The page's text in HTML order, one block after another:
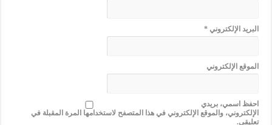
البريد الإلكتروني*
الموقع الإلكتروني
احفظ اسمي، بريدي
الإلكتروني، والموقع الإلكتروني في هذا المتصفح لاستخدامها المرة المقبلة في
تعليقي.